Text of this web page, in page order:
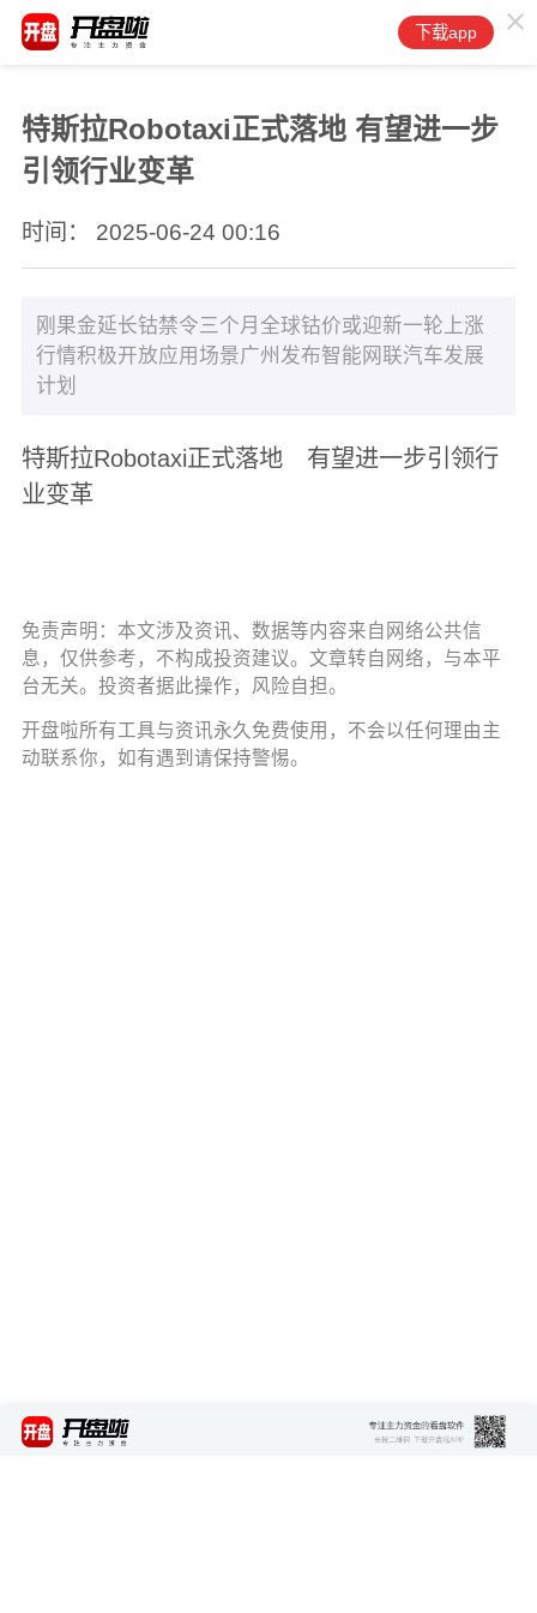
下载app
特斯拉Robotaxi正式落地 有望进一步
引领行业变革
时间： 2025-06-24 00:16
刚果金延长钴禁令三个月全球钴价或迎新一轮上涨
行情积极开放应用场景广州发布智能网联汽车发展
计划
特斯拉Robotaxi正式落地 有望进一步引领行
业变革
免责声明：本文涉及资讯、数据等内容来自网络公共信
息，仅供参考，不构成投资建议。文章转自网络，与本平
台无关。投资者据此操作，风险自担。
开盘啦所有工具与资讯永久免费使用，不会以任何理由主
动联系你，如有遇到请保持警惕。